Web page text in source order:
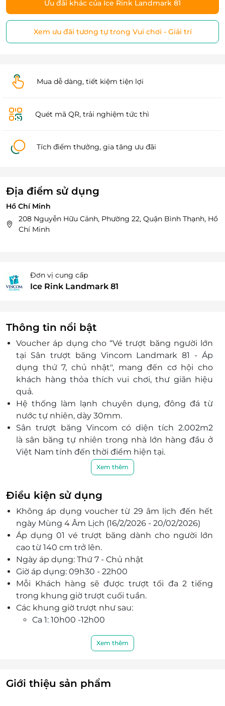
Ưu đãi khác của Ice Rink Landmark 81
Xem ưu đãi tương tự trong Vui chơi - Giải trí
Mua dễ dàng, tiết kiệm tiện lợi
Quét mã QR, trải nghiệm tức thì
Tích điểm thưởng, gia tăng ưu đãi
Địa điểm sử dụng
Hồ Chí Minh
208 Nguyễn Hữu Cảnh, Phường 22, Quận Bình Thạnh, Hồ
Chí Minh
Đơn vị cung cấp
Ice Rink Landmark 81
Thông tin nổi bật
Voucher áp dụng cho “Vé trượt băng người lớn
tại Sân trượt băng Vincom Landmark 81 - Áp
dụng thứ 7, chủ nhật", mang đến cơ hội cho
khách hàng thỏa thích vui chơi, thư giãn hiệu
quả.
Hệ thống làm lạnh chuyên dụng, đông đá từ
nước tự nhiên, dày 30mm.
Sân trượt băng Vincom có diện tích 2.002m2
là sân băng tự nhiên trong nhà lớn hàng đầu ở
Việt Nam tính đến thời điểm hiện tại.
Trang bị phương tiện hỗ trợ: giày trượt nhập
khẩu Italia, dụng cụ tập trượt hải cẩu/ chim cánh
cụt nhập khẩu Anh...
Máy dọn sân băng hiện đại, đảm bảo bề mặt sân
luôn hoàn hảo
Xem thêm
Điều kiện sử dụng
Không áp dụng voucher từ 29 âm lịch đến hết
ngày Mùng 4 Âm Lịch (16/2/2026 - 20/02/2026)
Áp dụng 01 vé trượt băng dành cho người lớn
cao từ 140 cm trở lên.
Ngày áp dụng: Thứ 7 - Chủ nhật
Giờ áp dụng: 09h30 - 22h00
Mỗi Khách hàng sẽ được trượt tối đa 2 tiếng
trong khung giờ trượt cuối tuần.
Các khung giờ trượt như sau:
Ca 1: 10h00 -12h00
Ca 3: 15h00 - 17h00
Số lượng E-Voucher áp dụng: 01 voucher/01 vé/01
khách hàng (không bù thêm tiền). Không giới
Xem thêm
Giới thiệu sản phẩm